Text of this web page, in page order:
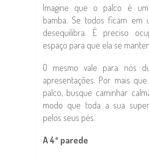
Imagine que o palco é
bamba. Se todos ficam em
desequilibra. É preciso
espaço para que ela se
O mesmo vale para nós
apresentações. Por mais
palco, busque caminhar
modo que toda a sua
pelos seus pés.
A 4ª parede